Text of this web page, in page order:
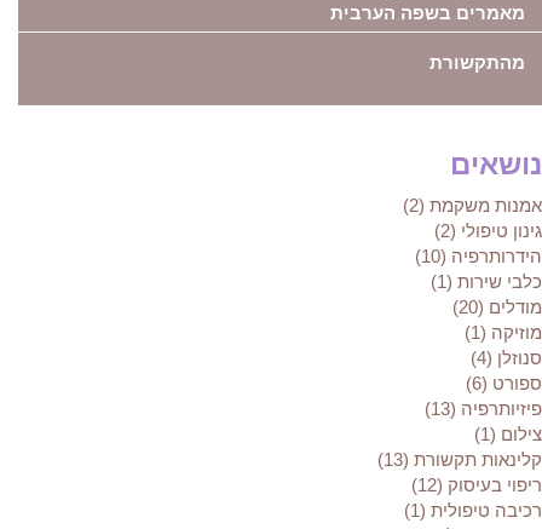
מאמרים בשפה הערבית
מהתקשורת
נושאים
אמנות משקמת (2)
גינון טיפולי (2)
הידרותרפיה (10)
כלבי שירות (1)
מודלים (20)
מוזיקה (1)
סנוזלן (4)
ספורט (6)
פיזיותרפיה (13)
צילום (1)
קלינאות תקשורת (13)
ריפוי בעיסוק (12)
רכיבה טיפולית (1)